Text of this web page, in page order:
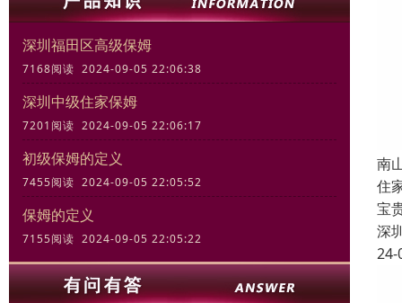
深圳福田区高级保姆
7168阅读 2024-09-05 22:06:38
深圳中级住家保姆
7201阅读 2024-09-05 22:06:17
初级保姆的定义
7455阅读 2024-09-05 22:05:52
保姆的定义
7155阅读 2024-09-05 22:05:22
南
住
宝
深
24-